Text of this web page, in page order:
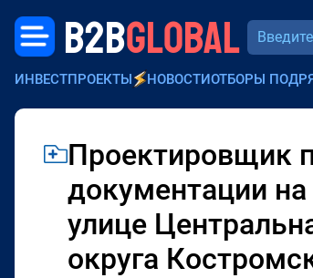
B2BGLOBAL
ИНВЕСТПРОЕКТЫ НОВОСТИОТБОРЫ
Проектировщик
документации на
улице
округа